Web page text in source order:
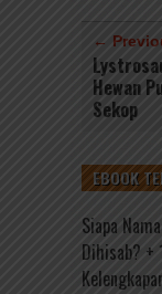
←
Hewan
Sekop
EBOOK
Siapa
Dihisab? +